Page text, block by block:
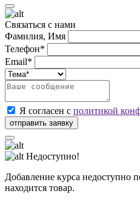
Связаться с нами
Фамилия, Имя
Телефон*
Email*
Я согласен с политикой
Недоступно!
Добавление курса недоступно
находится товар.